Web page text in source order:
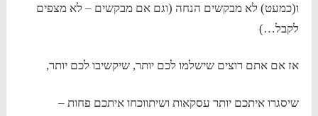
ו(כמעט) לא מבקשים הנחה (וגם אם מבקשים – לא מצפים
לקבל…)
אז אם אתם רוצים שישלמו לכם יותר, שיקשיבו לכם יותר,
שיסגרו איתכם יותר עסקאות ושיתווכחו איתכם פחות –